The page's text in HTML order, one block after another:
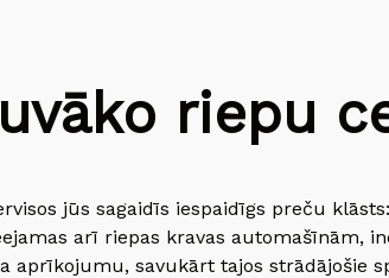
riepu
jūs sagaidīs iespaidīgs preču
arī riepas kravas
aprīkojumu, savukārt tajos strādājošie